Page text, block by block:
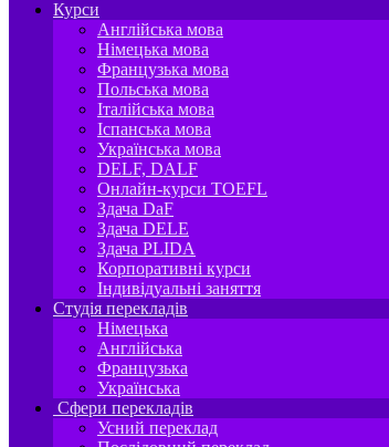
Курси
Англійська мова
Німецька мова
Французька мова
Польська мова
Італійська мова
Іспанська мова
Українська мова
DELF, DALF
Онлайн-курси TOEFL
Здача DaF
Здача DELE
Здача PLIDA
Корпоративні курси
Індивідуальні заняття
Студія перекладів
Німецька
Англійська
Французька
Українська
Сфери перекладів
Усний переклад